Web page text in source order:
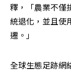
釋，「農業不僅
統退化，並且使
遷。」
全球生態足跡網